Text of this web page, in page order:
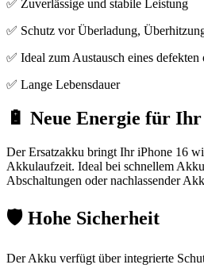
✅ Zuverlässige und stabile Leistung
✅ Schutz vor Überladung,
✅ Ideal zum Austausch eines
✅ Lange Lebensdauer
🔋 Neue Energie für
Der Ersatzakku bringt Ihr iPhone 16
Akkulaufzeit. Ideal bei schnellem
Abschaltungen oder nachlassender
🛡️ Hohe Sicherheit
Der Akku verfügt über integrierte